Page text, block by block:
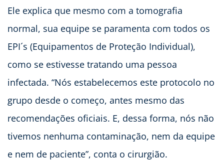
Ele explica que mesmo com a tomografia
normal, sua equipe se paramenta com todos os
EPI´s (Equipamentos de Proteção Individual),
como se estivesse tratando uma pessoa
infectada. “Nós estabelecemos este protocolo no
grupo desde o começo, antes mesmo das
recomendações oficiais. E, dessa forma, nós não
tivemos nenhuma contaminação, nem da equipe
e nem de paciente”, conta o cirurgião.